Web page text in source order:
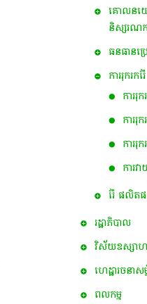
គោលនយោ
និស្សរណក
ធនធានប្
ការរុករករ៉ែ
ការរុ
ការរុ
ការរុ
ការវ
រ៉ែ ផលិត
រដ្ឋាភិបាល
វិស័យឧស្សាហ
ហេដ្ឋារចនាសម្
ពល​កម្ម